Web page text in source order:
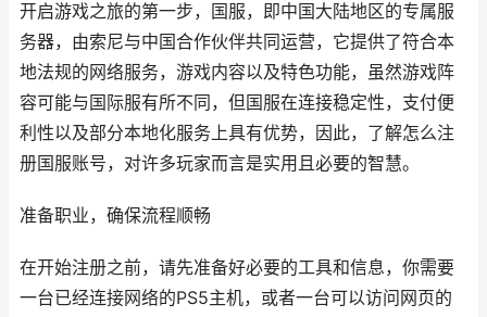
开启游戏之旅的第一步，国服，即中国大陆地区的专属服
务器，由索尼与中国合作伙伴共同运营，它提供了符合本
地法规的网络服务，游戏内容以及特色功能，虽然游戏阵
容可能与国际服有所不同，但国服在连接稳定性，支付便
利性以及部分本地化服务上具有优势，因此，了解怎么注
册国服账号，对许多玩家而言是实用且必要的智慧。
准备职业，确保流程顺畅
在开始注册之前，请先准备好必要的工具和信息，你需要
一台已经连接网络的PS5主机，或者一台可以访问网页的